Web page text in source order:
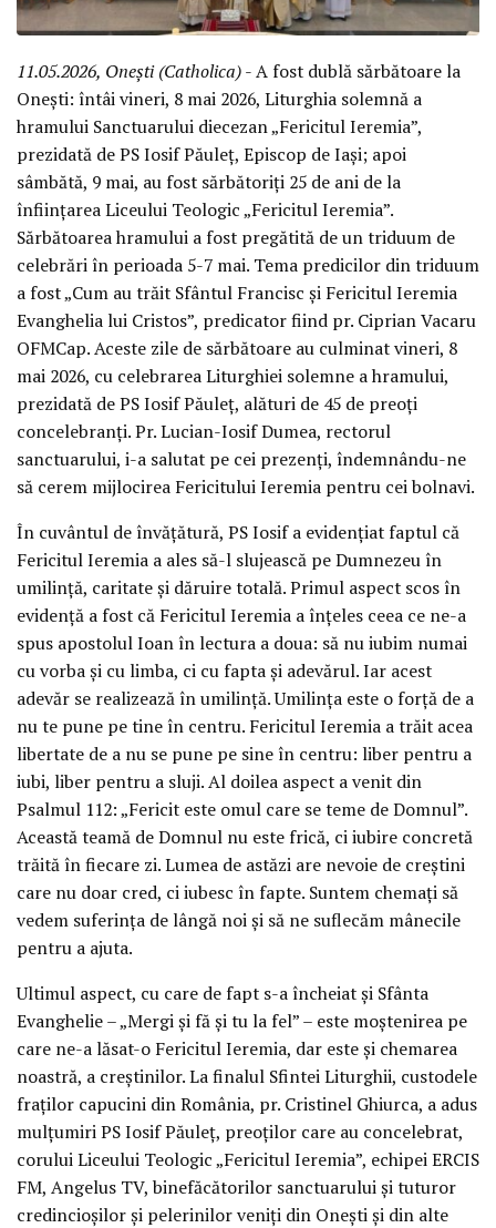
11.05.2026, Onești (Catholica)- A fost dublă sărbătoare la
Onești: întâi vineri, 8 mai 2026, Liturghia solemnă a
hramului Sanctuarului diecezan „Fericitul Ieremia”,
prezidată de PS Iosif Păuleț, Episcop de Iași; apoi
sâmbătă, 9 mai, au fost sărbătoriți 25 de ani de la
înființarea Liceului Teologic „Fericitul Ieremia”.
Sărbătoarea hramului a fost pregătită de un triduum de
celebrări în perioada 5-7 mai. Tema predicilor din triduum
a fost „Cum au trăit Sfântul Francisc și Fericitul Ieremia
Evanghelia lui Cristos”, predicator fiind pr. Ciprian Vacaru
OFMCap. Aceste zile de sărbătoare au culminat vineri, 8
mai 2026, cu celebrarea Liturghiei solemne a hramului,
prezidată de PS Iosif Păuleț, alături de 45 de preoți
concelebranți. Pr. Lucian-Iosif Dumea, rectorul
sanctuarului, i-a salutat pe cei prezenți, îndemnându-ne
să cerem mijlocirea Fericitului Ieremia pentru cei bolnavi.
În cuvântul de învățătură, PS Iosif a evidențiat faptul că
Fericitul Ieremia a ales să-l slujească pe Dumnezeu în
umilință, caritate și dăruire totală. Primul aspect scos în
evidență a fost că Fericitul Ieremia a înțeles ceea ce ne-a
spus apostolul Ioan în lectura a doua: să nu iubim numai
cu vorba și cu limba, ci cu fapta și adevărul. Iar acest
adevăr se realizează în umilință. Umilința este o forță de a
nu te pune pe tine în centru. Fericitul Ieremia a trăit acea
libertate de a nu se pune pe sine în centru: liber pentru a
iubi, liber pentru a sluji. Al doilea aspect a venit din
Psalmul 112: „Fericit este omul care se teme de Domnul”.
Această teamă de Domnul nu este frică, ci iubire concretă
trăită în fiecare zi. Lumea de astăzi are nevoie de creștini
care nu doar cred, ci iubesc în fapte. Suntem chemați să
vedem suferința de lângă noi și să ne suflecăm mânecile
pentru a ajuta.
Ultimul aspect, cu care de fapt s-a încheiat și Sfânta
Evanghelie – „Mergi și fă și tu la fel” – este moștenirea pe
care ne-a lăsat-o Fericitul Ieremia, dar este și chemarea
noastră, a creștinilor. La finalul Sfintei Liturghii, custodele
fraților capucini din România, pr. Cristinel Ghiurca, a adus
mulțumiri PS Iosif Păuleț, preoților care au concelebrat,
corului Liceului Teologic „Fericitul Ieremia”, echipei ERCIS
FM, Angelus TV, binefăcătorilor sanctuarului și tuturor
credincioșilor și pelerinilor veniți din Onești și din alte